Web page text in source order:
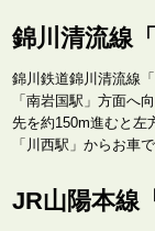
錦川清流線
錦川鉄道錦川清流線
「南岩国駅」方面へ
先を約150m進むと左
「川西駅」からお車
JR山陽本線